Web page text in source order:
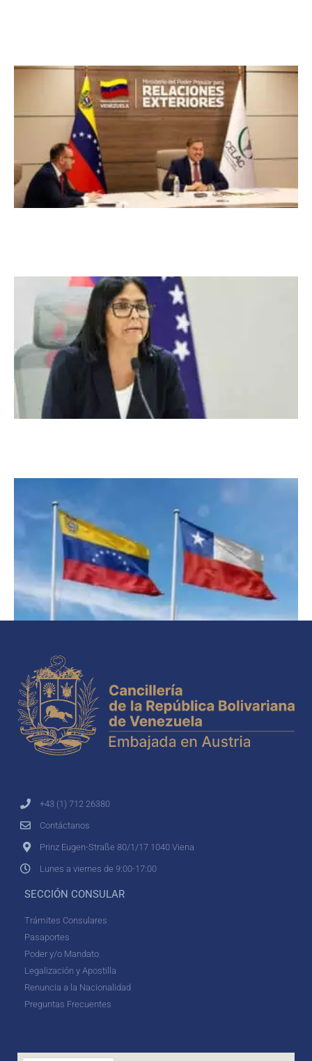
+43 (1) 712 26380
Contáctanos
Prinz Eugen-Straße 80/1/17 1040 Viena
Lunes a viernes de 9:00-17:00
SECCIÓN CONSULAR
Trámites Consulares
Pasaportes
Poder y/o Mandato
Legalización y Apostilla
Renuncia a la Nacionalidad
Preguntas Frecuentes